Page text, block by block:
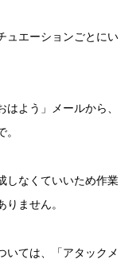
ュエーションごとにい
よう」メールから、
しなくていいため作業
ません。
いては、「アタックメ